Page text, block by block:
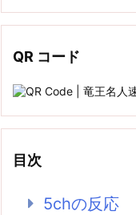
QR コード
目次
5chの反応